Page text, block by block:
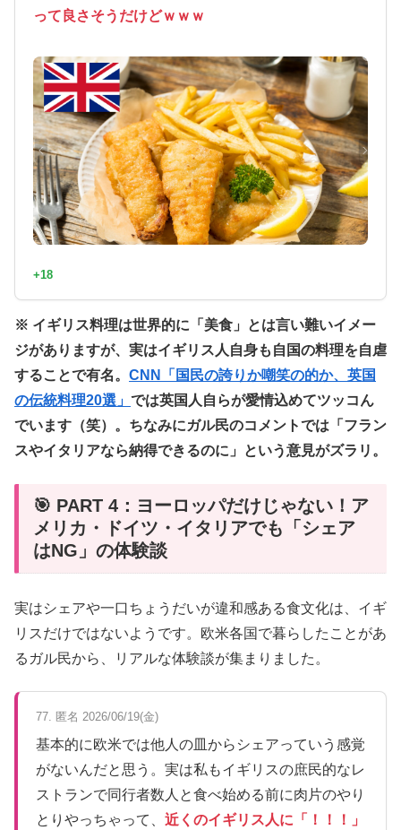
って良さそうだけどｗｗｗ
+18
※ イギリス料理は世界的に「美食」とは言い難いイメー
ジがありますが、実はイギリス人自身も自国の料理を自虐
することで有名。 CNN「国民の誇りか嘲笑の的か、英国
の伝統料理20選」 では英国人自らが愛情込めてツッコん
でいます（笑）。ちなみにガル民のコメントでは「フラン
スやイタリアなら納得できるのに」という意見がズラリ。
🎯 PART 4：ヨーロッパだけじゃない！ア
メリカ・ドイツ・イタリアでも「シェア
はNG」の体験談
実はシェアや一口ちょうだいが違和感ある食文化は、イギ
リスだけではないようです。欧米各国で暮らしたことがあ
るガル民から、リアルな体験談が集まりました。
77. 匿名 2026/06/19(金)
基本的に欧米では他人の皿からシェアっていう感覚
がないんだと思う。実は私もイギリスの庶民的なレ
ストランで同行者数人と食べ始める前に肉片のやり
とりやっちゃって、 近くのイギリス人に「！！！」